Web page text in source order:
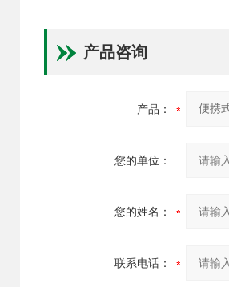
产品咨询
产品：
您的单位：
您的姓名：
联系电话：